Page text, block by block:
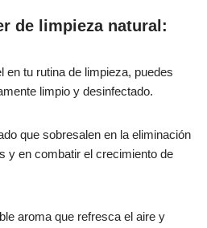
de limpieza natural:
en tu rutina de limpieza, puedes
limpio y desinfectado.
que sobresalen en la eliminación
y en combatir el crecimiento de
aroma que refresca el aire y